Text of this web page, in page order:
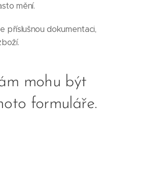
mění.
příslušnou dokumentaci,
mohu být
formuláře.